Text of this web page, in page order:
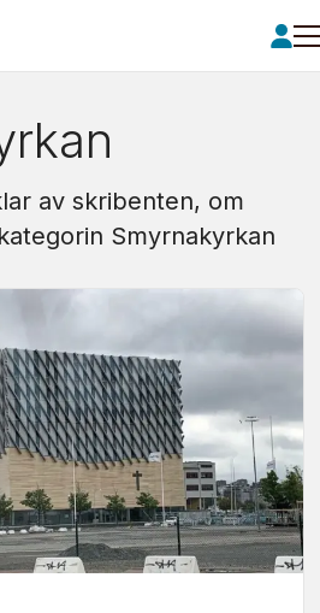
av skribenten, om
Smyrnakyrkan